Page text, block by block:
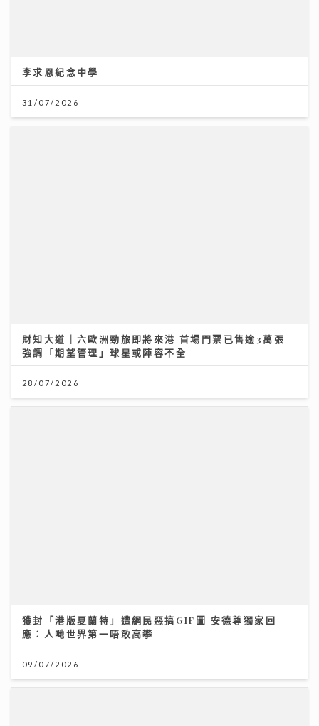
李求恩紀念中學
31/07/2026
財知大道｜六歐洲勁旅即將來港 首場門票已售逾3萬張
強調「期望管理」球星或陣容不全
28/07/2026
獲封「港版夏蘭特」遭網民惡搞GIF圖 安德尊獨家回
應：人哋世界第一唔敢高攀
09/07/2026